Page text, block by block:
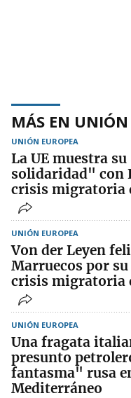
MÁS EN UNIÓN
UNIÓN EUROPEA
La UE muestra
solidaridad" con
crisis migratoria
UNIÓN EUROPEA
Von der Leyen
Marruecos por
crisis migratoria
UNIÓN EUROPEA
Una fragata
presunto
fantasma" rusa
Mediterráneo